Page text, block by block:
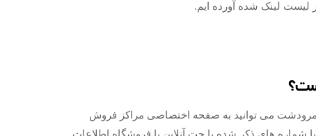
لیست لینک شده آورده ایم.
مرودشت می توانید به صفحه اختصاصی مراکز فروش